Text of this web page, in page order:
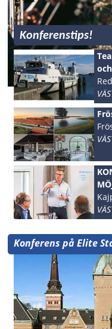
Konferenstips!
Konferens på Elite